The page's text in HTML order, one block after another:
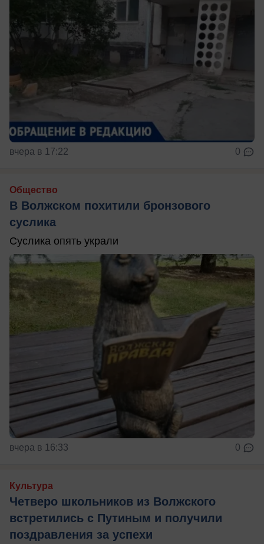
вчера в 17:22 0
Общество
В Волжском похитили бронзового
суслика
Суслика опять украли
вчера в 16:33 0
Культура
Четверо школьников из Волжского
встретились с Путиным и получили
поздравления за успехи